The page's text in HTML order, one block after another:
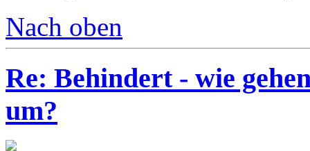
Nach oben
Re: Behindert - wie
um?